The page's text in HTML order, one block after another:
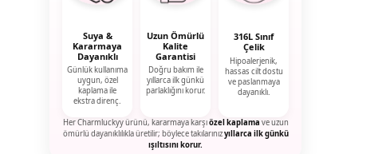
Suya &
Kararmaya
Dayanıklı
Günlük kullanıma
uygun, özel
kaplama ile
ekstra direnç.
Uzun Ömürlü
Kalite
Garantisi
Doğru bakım ile
yıllarca ilk günkü
parlaklığını korur.
316L Sınıf
Çelik
Hipoalerjenik,
hassas cilt dostu
ve paslanmaya
dayanıklı.
Her Charmluckyy ürünü, kararmaya karşıözel kaplama ve uzun
ömürlü dayanıklılıkla üretilir; böylece takılarınızyıllarca ilk günkü
ışıltısını korur.